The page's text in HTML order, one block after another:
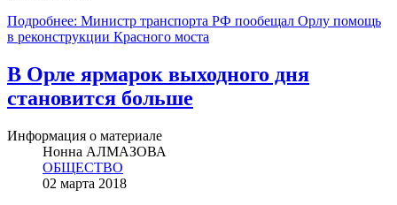
Подробнее: Министр транспорта РФ пообещал Орлу помощь
в реконструкции Красного моста
В Орле ярмарок выходного дня
становится больше
Информация о материале
Нонна АЛМАЗОВА
ОБЩЕСТВО
02 марта 2018